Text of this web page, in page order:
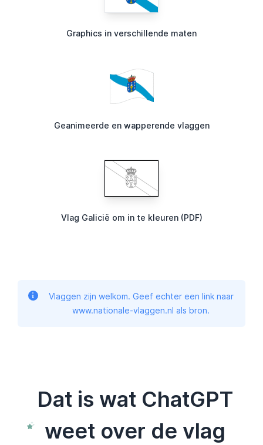
Graphics in verschillende maten
Geanimeerde en wapperende vlaggen
Vlag Galicië om in te kleuren (PDF)
Vlaggen zijn welkom. Geef echter een link naar
www.nationale-vlaggen.nl als bron.
Dat is wat ChatGPT
weet over de vlag